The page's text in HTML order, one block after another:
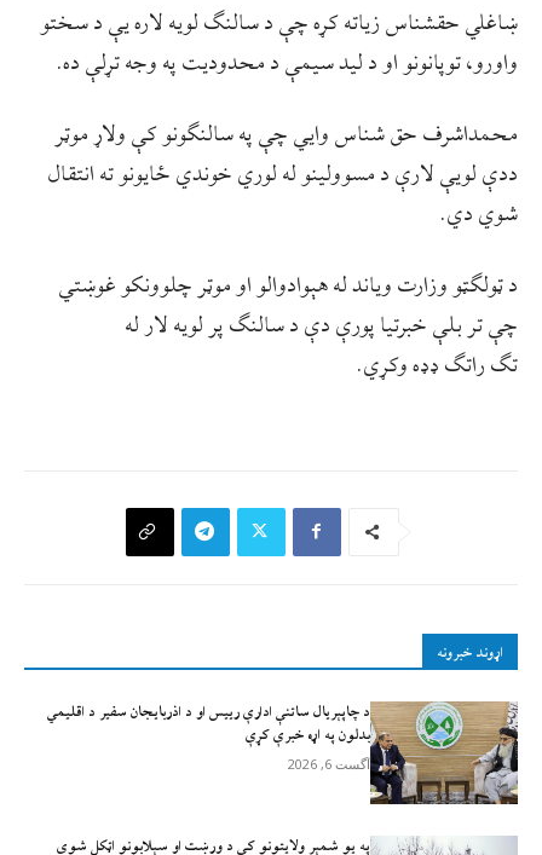
ښاغلي حقشناس زیاته کړه چې د سالنګ لویه لاره یې د سختو
واورو، توپانونو او د لید سیمې د محدودیت په وجه تړلې ده.
محمداشرف حق شناس وایي چې په سالنګونو کې ولاړ موټر
ددې لویې لارې د مسوولینو له لوري خوندي ځایونو ته انتقال
شوي دي.
د ټولګټو وزارت ویاند له هېوادوالو او موټر چلوونکو غوښتي
چې تر بلې خبرتیا پورې دې د سالنګ پر لویه لار له
تګ راتګ ډډه وکړي.
اړوند خبرونه
د چاپېریال ساتنې ادارې رییس او د اذربایجان سفیر د اقلیمي
بدلون په اړه خبرې کړې
آگست 6, 2026
په یو شمېر ولایتونو کې د ورښت او سېلابونو اټکل شوی